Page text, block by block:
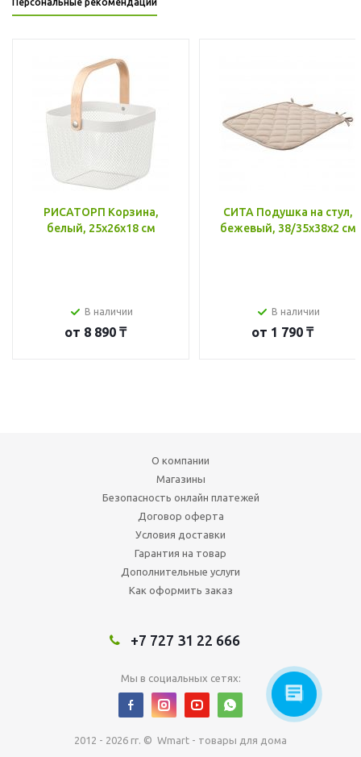
РИСАТОРП Корзина,
белый, 25x26x18 см
В наличии
от 8 890 ₸
СИТА Подушка на стул,
бежевый, 38/35x38x2 см
В наличии
от 1 790 ₸
О компании
Магазины
Безопасность онлайн платежей
Договор оферта
Условия доставки
Гарантия на товар
Дополнительные услуги
Как оформить заказ
+7 727 31 22 666
Мы в социальных сетях:
2012 - 2026 гг. © Wmart - товары для дома